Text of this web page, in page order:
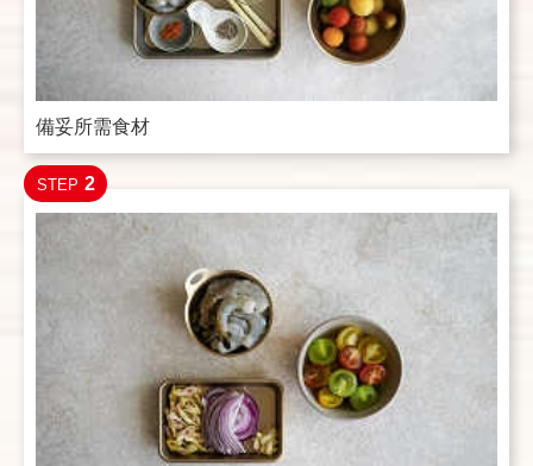
備妥所需食材
STEP 2